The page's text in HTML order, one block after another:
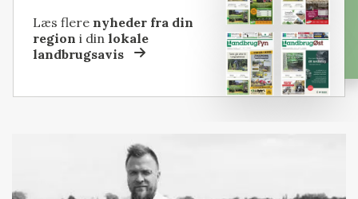
Læs flere nyheder fra din
region i dinlokale
landbrugsavis